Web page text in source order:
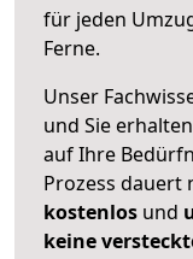
für jeden
Ferne.
Unser
und Sie
auf Ihre
Prozess dauert
kostenlos und
keine